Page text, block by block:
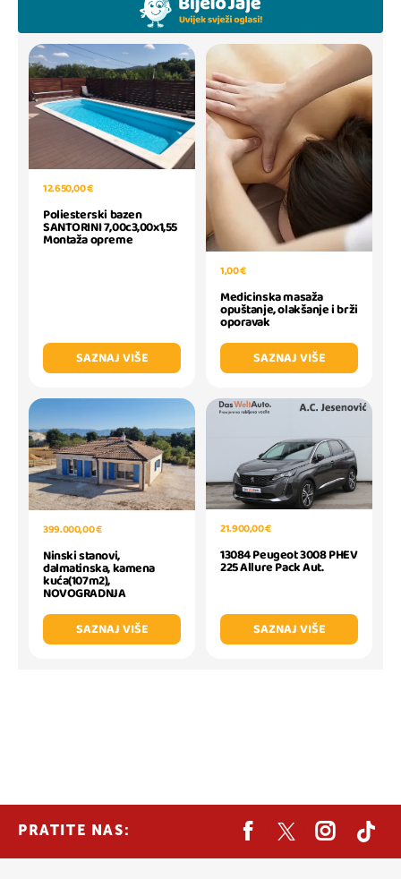
12.650,00 €
Poliesterski bazen
SANTORINI 7,00c3,00x1,55
Montaža opreme
SAZNAJ VIŠE
1,00 €
Medicinska masaža
opuštanje, olakšanje i brži
oporavak
SAZNAJ VIŠE
399.000,00 €
Ninski stanovi,
dalmatinska, kamena
kuća(107m2),
NOVOGRADNJA
SAZNAJ VIŠE
21.900,00 €
13084 Peugeot 3008 PHEV
225 Allure Pack Aut.
SAZNAJ VIŠE
PRATITE NAS: